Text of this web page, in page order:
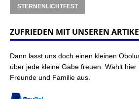
STERNENLICHTFEST
ZUFRIEDEN MIT UNSEREN
Dann lasst uns doch einen kleinen
über jede kleine Gabe freuen. Wählt
Freunde und Familie aus.